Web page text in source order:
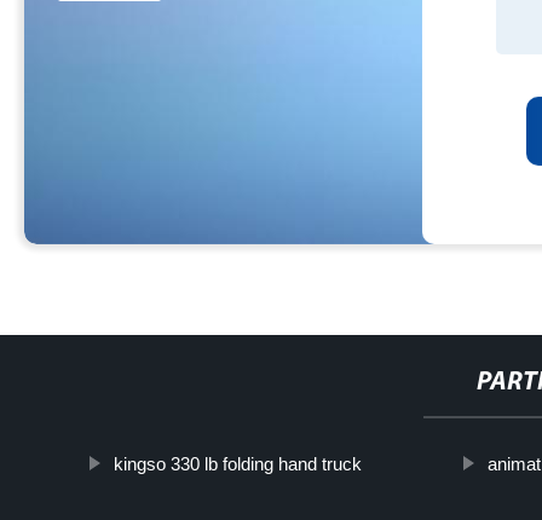
kingso 330 lb folding hand truck